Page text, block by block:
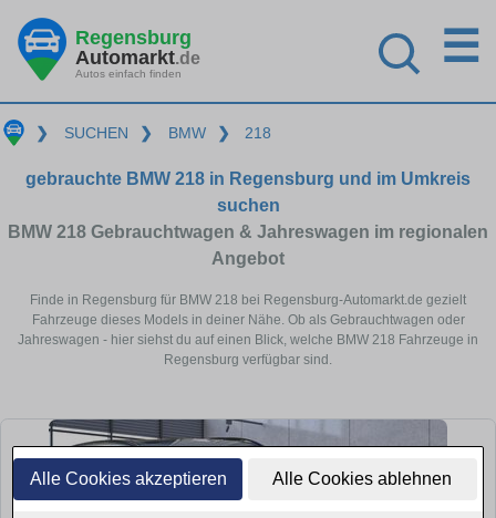
Alle Cookies akzeptieren Alle Cookies ablehnen
Regensburg
Automarkt.de
Autos einfach finden
☰
❯ SUCHEN ❯ BMW ❯ 218
gebrauchte BMW 218 in Regensburg und im Umkreis
suchen
BMW 218 Gebrauchtwagen & Jahreswagen im regionalen
Angebot
Finde in Regensburg für BMW 218 bei Regensburg-Automarkt.de gezielt
Fahrzeuge dieses Models in deiner Nähe. Ob als Gebrauchtwagen oder
Jahreswagen - hier siehst du auf einen Blick, welche BMW 218 Fahrzeuge in
Regensburg verfügbar sind.